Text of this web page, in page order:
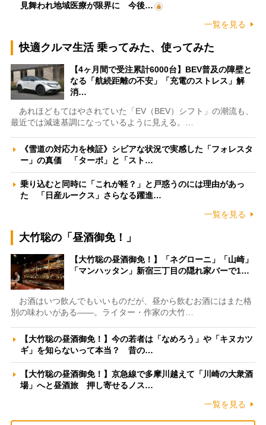
見舞われ地域医療が限界に 今後…
一覧を見る
快適クルマ生活 乗ってみた、使ってみた
【4ヶ月間で受注累計6000台】BEV普及の障壁と
なる「航続距離の不安」「充電のストレス」解
消…
あれほどもてはやされていた「EV（BEV）シフト」の潮流も、
最近では減速基調になっているように見える。…
《雪道の対応力を検証》シビアな状況で実感した「フォレスタ
ー」の真価 「ターボ」と「スト…
乗り込むと同時に「これが軽？」と戸惑うのには理由があっ
た 「日産ルークス」さらなる躍進…
一覧を見る
大竹聡の「昼酒御免！」
【大竹聡の昼酒御免！】「ネグローニ」「山崎」
「マンハッタン」新宿三丁目の隠れ家バーで1…
お酒はいつ飲んでもいいものだが、昼から飲むお酒にはまた格
別の味わいがある――。ライター・作家の大竹…
【大竹聡の昼酒御免！】今の若者は「なめろう」や「キヌカツ
ギ」を知らないって本当？ 昔の…
【大竹聡の昼酒御免！】京急線で多摩川越えて「川崎の大衆酒
場」へと昼酒旅 押し寄せるノス…
一覧を見る